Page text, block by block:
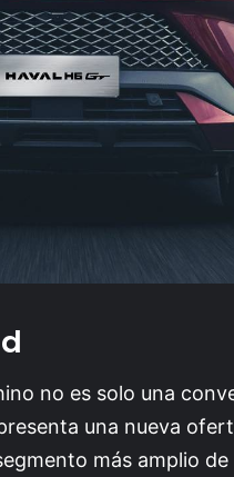
no es solo una
una nueva
más amplio